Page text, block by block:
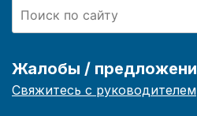
Жалобы /
Свяжитесь с руководителем